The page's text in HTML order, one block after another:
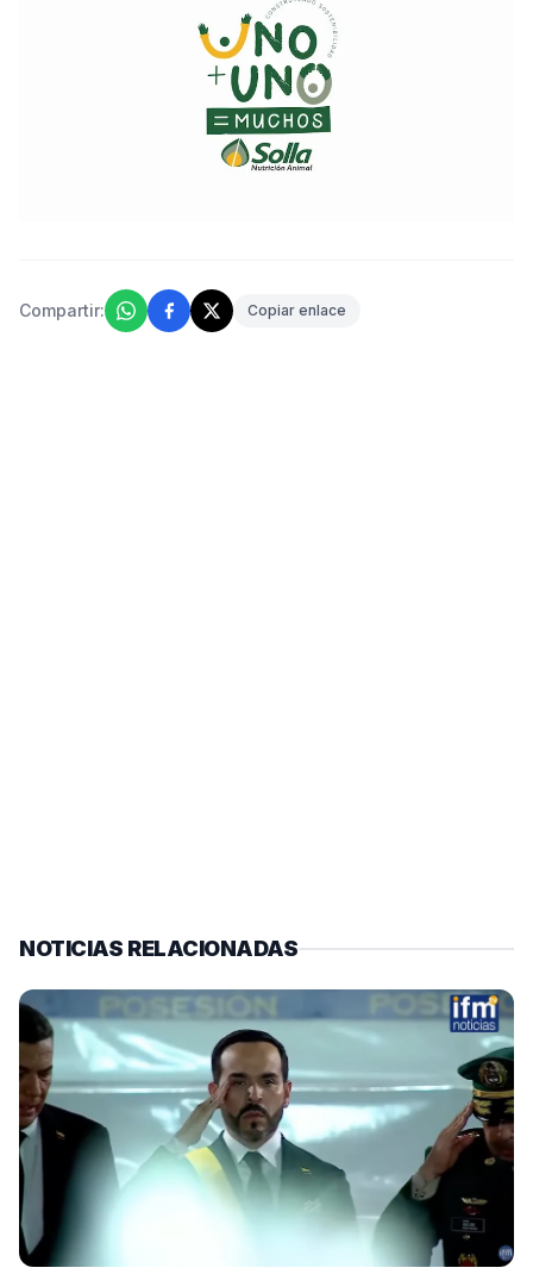
Compartir: Copiar enlace
NOTICIAS RELACIONADAS